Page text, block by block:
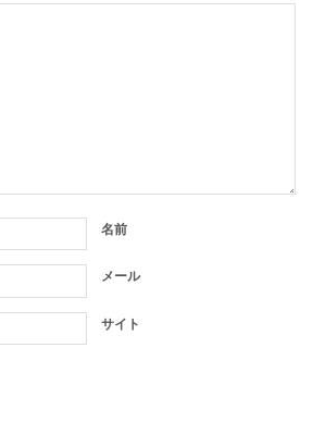
名前
メール
サイト